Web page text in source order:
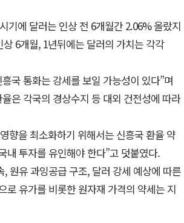
기에 달러는 인상 전 6개월간 2.06% 올랐지
6개월, 1년뒤에는 달러의 가치는 각각
국 통화는 강세를 보일 가능성이 있다”며
은 각국의 경상수지 등 대외 건전성에 따라
향을 최소화하기 위해서는 신흥국 환율 약
내 투자를 유인해야 한다”고 덧붙였다.
원유 과잉공급 구조, 달러 강세 예상에 따른
로 유가를 비롯한 원자재 가격의 약세는 지